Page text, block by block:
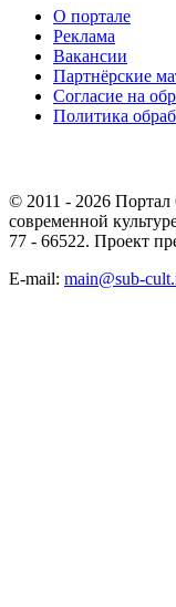
О портале
Реклама
Вакансии
Партнёрские
Согласие на
Политика
© 2011 - 2026 Портал
современной
77 - 66522. Проект
E-mail: main@sub-